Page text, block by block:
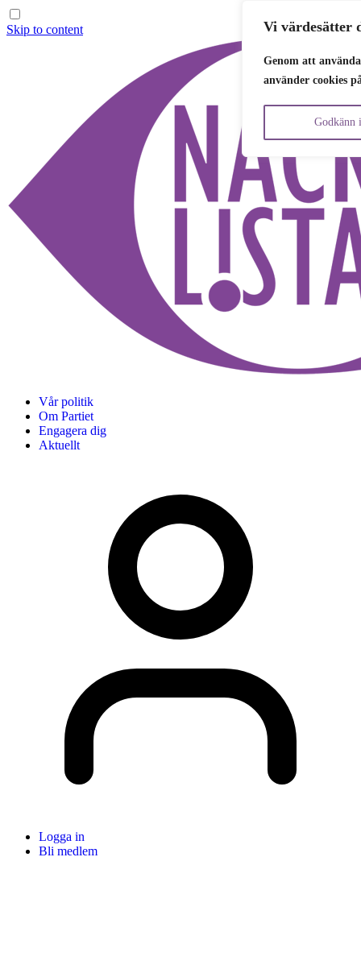
Vi värdesätter
Genom att
använder cookies
Godkänn
Skip to content
Vår politik
Om Partiet
Engagera dig
Aktuellt
Logga in
Bli medlem